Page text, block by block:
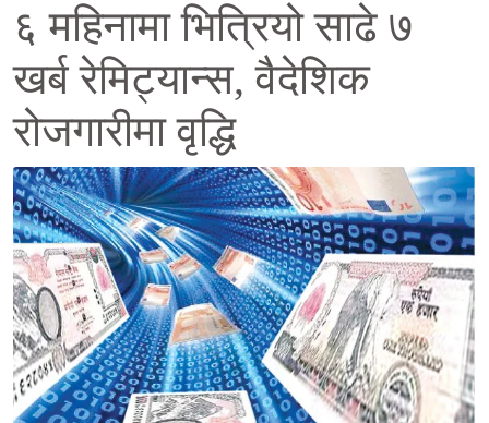
६ महिनामा भित्रियो साढे ७
खर्ब रेमिट्यान्स, वैदेशिक
रोजगारीमा वृद्धि